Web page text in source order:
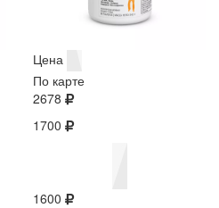
Цена
По карте
2678
1700
1600